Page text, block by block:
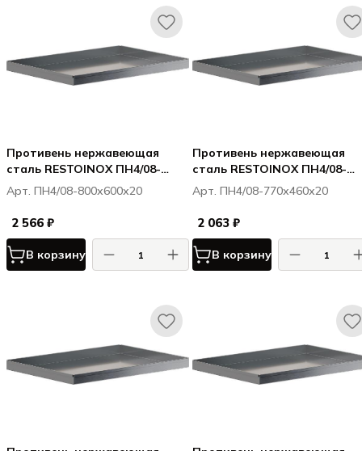
Противень нержавеющая
сталь RESTOINOX ПН4/08-
800х600х20
Арт. ПН4/08-800х600х20
2 566 ₽
В корзину
Противень нержавеющая
сталь RESTOINOX ПН4/08-
770х460х20
Арт. ПН4/08-770х460х20
2 063 ₽
В корзину